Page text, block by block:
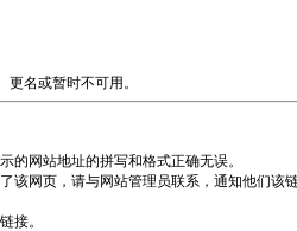
名或暂时不可用。
的网站地址的拼写和格式正确无误。
该网页，请与网站管理员联系，通知他们该
接。